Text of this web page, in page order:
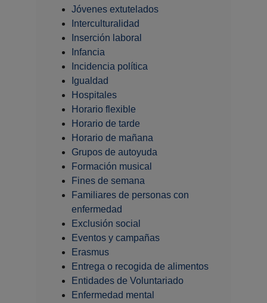
Jóvenes extutelados
Interculturalidad
Inserción laboral
Infancia
Incidencia política
Igualdad
Hospitales
Horario flexible
Horario de tarde
Horario de mañana
Grupos de autoyuda
Formación musical
Fines de semana
Familiares de personas con
enfermedad
Exclusión social
Eventos y campañas
Erasmus
Entrega o recogida de alimentos
Entidades de Voluntariado
Enfermedad mental